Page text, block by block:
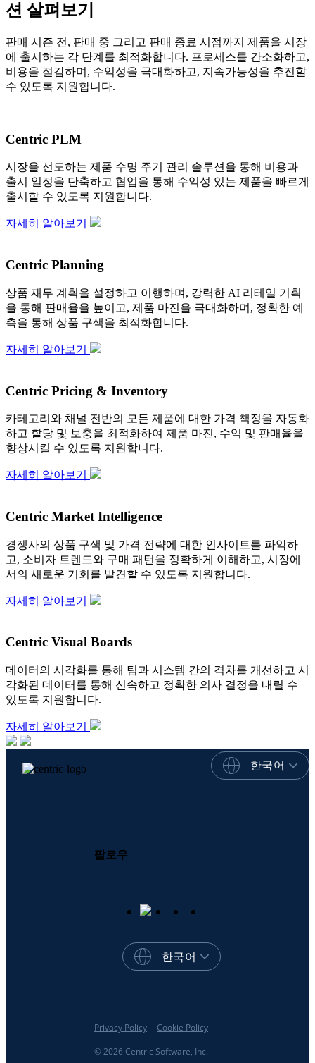
션 살펴보기
판매 시즌 전, 판매 중 그리고 판매 종료 시점까지 제품을 시장
에 출시하는 각 단계를 최적화합니다. 프로세스를 간소화하고,
비용을 절감하며, 수익성을 극대화하고, 지속가능성을 추진할
수 있도록 지원합니다.
Centric PLM
시장을 선도하는 제품 수명 주기 관리 솔루션을 통해 비용과
출시 일정을 단축하고 협업을 통해 수익성 있는 제품을 빠르게
출시할 수 있도록 지원합니다.
자세히 알아보기
Centric Planning
상품 재무 계획을 설정하고 이행하며, 강력한 AI 리테일 기획
을 통해 판매율을 높이고, 제품 마진을 극대화하며, 정확한 예
측을 통해 상품 구색을 최적화합니다.
자세히 알아보기
Centric Pricing & Inventory
카테고리와 채널 전반의 모든 제품에 대한 가격 책정을 자동화
하고 할당 및 보충을 최적화하여 제품 마진, 수익 및 판매율을
향상시킬 수 있도록 지원합니다.
자세히 알아보기
Centric Market Intelligence
경쟁사의 상품 구색 및 가격 전략에 대한 인사이트를 파악하
고, 소비자 트렌드와 구매 패턴을 정확하게 이해하고, 시장에
서의 새로운 기회를 발견할 수 있도록 지원합니다.
자세히 알아보기
Centric Visual Boards
데이터의 시각화를 통해 팀과 시스템 간의 격차를 개선하고 시
각화된 데이터를 통해 신속하고 정확한 의사 결정을 내릴 수
있도록 지원합니다.
자세히 알아보기
한국어
팔로우
한국어
© 2026 Centric Software, Inc.
Privacy Policy Cookie Policy